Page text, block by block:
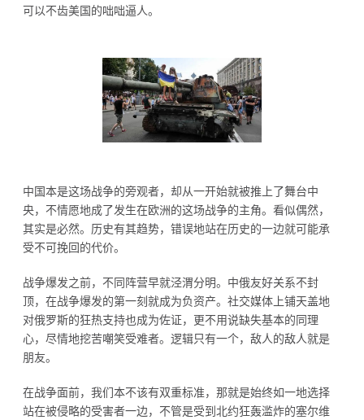
可以不齿美国的咄咄逼人。
中国本是这场战争的旁观者，却从一开始就被推上了舞台中
央，不情愿地成了发生在欧洲的这场战争的主角。看似偶然，
其实是必然。历史有其趋势，错误地站在历史的一边就可能承
受不可挽回的代价。
战争爆发之前，不同阵营早就泾渭分明。中俄友好关系不封
顶，在战争爆发的第一刻就成为负资产。社交媒体上铺天盖地
对俄罗斯的狂热支持也成为佐证，更不用说缺失基本的同理
心，尽情地挖苦嘲笑受难者。逻辑只有一个，敌人的敌人就是
朋友。
在战争面前，我们本不该有双重标准，那就是始终如一地选择
站在被侵略的受害者一边，不管是受到北约狂轰滥炸的塞尔维